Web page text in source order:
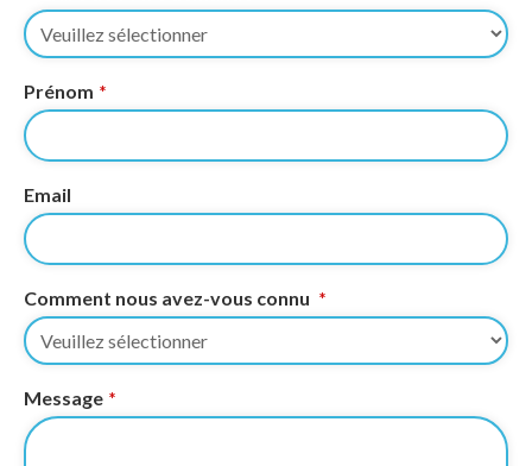
Prénom *
Email
Comment nous avez-vous connu *
Contact Email
Message *